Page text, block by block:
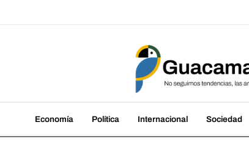
Guacamaya
Economía Política Internacional Sociedad